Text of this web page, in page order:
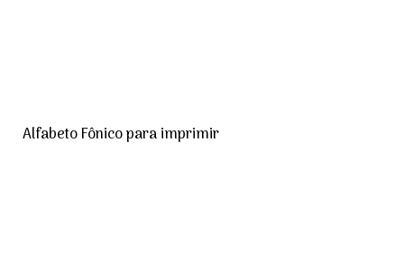
Alfabeto Fônico para imprimir